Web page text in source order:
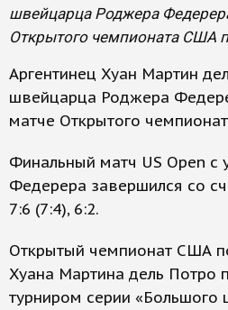
швейцарца Роджера
Открытого чемпионата США
Аргентинец Хуан Мартин
швейцарца Роджера
матче Открытого
Финальный матч US Open с
Федерера завершился со
7:6 (7:4), 6:2.
Открытый чемпионат США
Хуана Мартина дель Потро
турниром серии «Большого